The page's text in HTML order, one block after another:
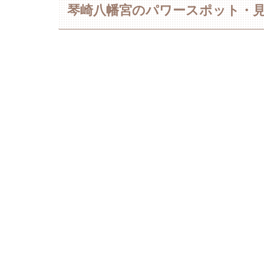
琴崎八幡宮のパワースポット・